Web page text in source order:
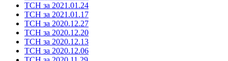
ТСН за 2021.01.24
ТСН за 2021.01.17
ТСН за 2020.12.27
ТСН за 2020.12.20
ТСН за 2020.12.13
ТСН за 2020.12.06